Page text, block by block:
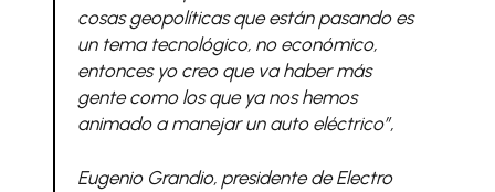
cosas geopolíticas que están pasando es
un tema tecnológico, no económico,
entonces yo creo que va haber más
gente como los que ya nos hemos
animado a manejar un auto eléctrico”,
Eugenio Grandio, presidente de Electro